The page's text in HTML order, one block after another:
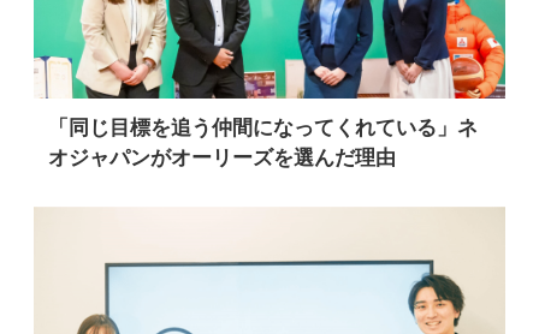
「同じ目標を追う仲間になってくれている」ネ
オジャパンがオーリーズを選んだ理由